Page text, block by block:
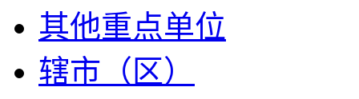
其他重点单位
辖市（区）